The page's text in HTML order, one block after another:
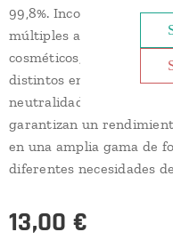
99,8%. Incolora, inodora
múltiples aplicaciones
cosméticos,
distintos entornos
neutralidad y
garantizan un
en una amplia gama de
diferentes necesidades
13,00 €